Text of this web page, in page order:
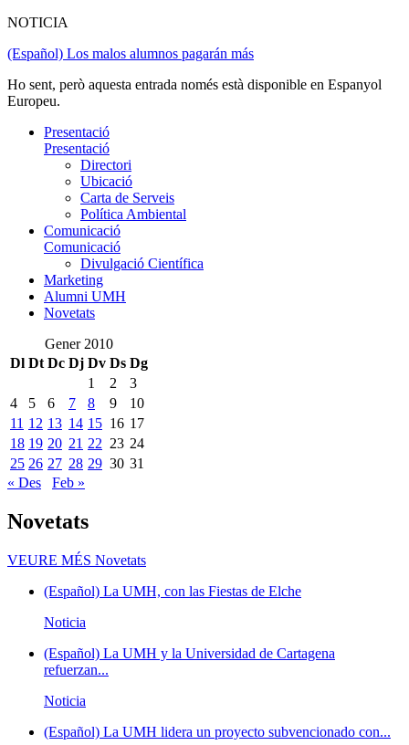
NOTICIA
(Español) Los malos alumnos pagarán más
Ho sent, però aquesta entrada només està disponible en Espanyol
Europeu.
Presentació
Presentació
Directori
Ubicació
Carta de Serveis
Política Ambiental
Comunicació
Comunicació
Divulgació Científica
Marketing
Alumni UMH
Novetats
Gener 2010
Dl Dt Dc Dj Dv Ds Dg
1
2
3
4
5 6 7 8 9
10
11 12 13 14 15 16 17
18 19 20 21 22 23 24
25 26 27 28 29 30 31
« Des
Feb »
Novetats
VEURE MÉS Novetats
(Español) La UMH, con las Fiestas de Elche
Noticia
(Español) La UMH y la Universidad de Cartagena
refuerzan...
Noticia
(Español) La UMH lidera un proyecto subvencionado con...